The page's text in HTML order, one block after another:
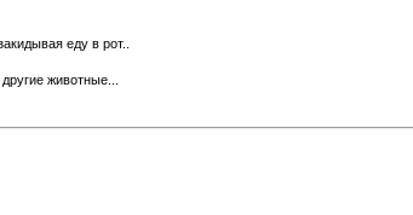
еду в рот..
животные...